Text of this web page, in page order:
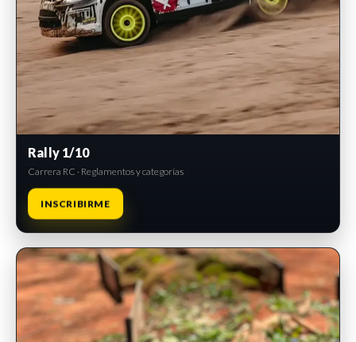
Rally 1/10
Carrera RC · Reglamentos y categorías
INSCRIBIRME
INSCRIPCIONES ABIERTAS